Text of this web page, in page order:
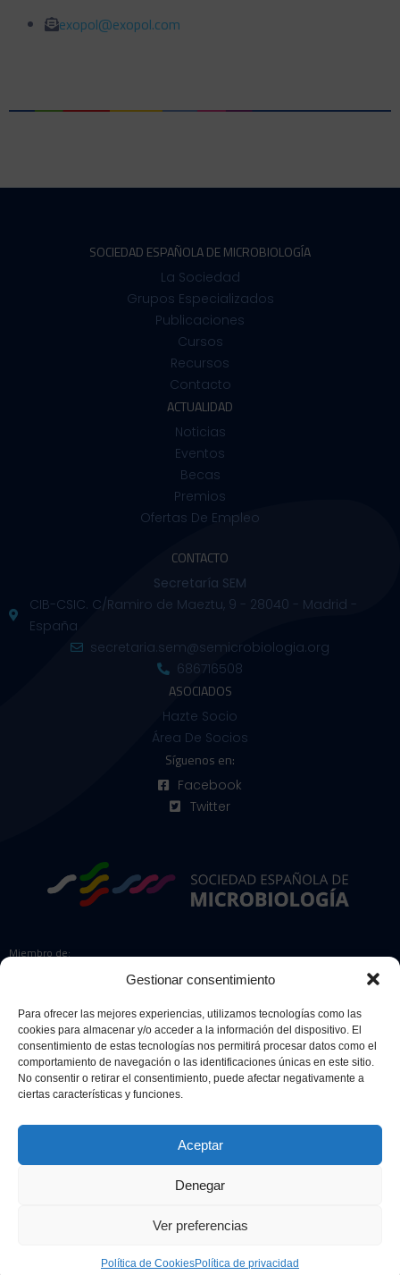
Gestionar consentimiento
Para ofrecer las mejores experiencias, utilizamos tecnologías como las
cookies para almacenar y/o acceder a la información del dispositivo. El
consentimiento de estas tecnologías nos permitirá procesar datos como el
comportamiento de navegación o las identificaciones únicas en este sitio.
No consentir o retirar el consentimiento, puede afectar negativamente a
ciertas características y funciones.
Aceptar
Denegar
Ver preferencias
Política de CookiesPolítica de privacidad
exopol@exopol.com
Miembro de:
Colaboradores:
SOCIEDAD ESPAÑOLA DE MICROBIOLOGÍA
La Sociedad
Grupos Especializados
Publicaciones
Cursos
Recursos
Contacto
ACTUALIDAD
Noticias
Eventos
Becas
Premios
Ofertas De Empleo
CONTACTO
Secretaría SEM
CIB-CSIC. C/Ramiro de Maeztu, 9 - 28040 - Madrid -
España
secretaria.sem@semicrobiologia.org
686716508
ASOCIADOS
Hazte Socio
Área De Socios
Síguenos en:
Facebook
Twitter
© 2026 Sociedad Española de Microbiología. Todos los derechos
Retrazos Agencia Creativa